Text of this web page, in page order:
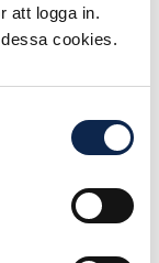
att logga in.
cookies.
en
som